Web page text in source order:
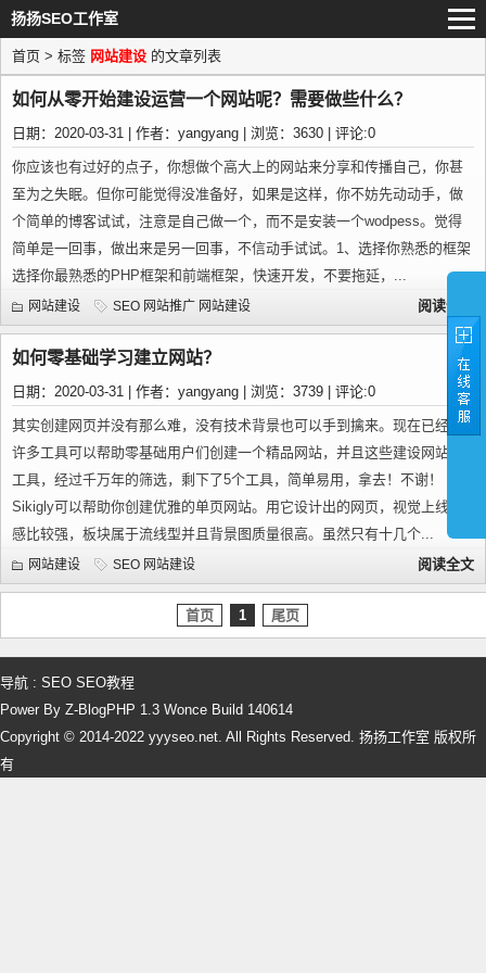
扬扬SEO工作室
首页 > 标签 网站建设 的文章列表
如何从零开始建设运营一个网站呢？需要做些什么？
日期：2020-03-31 | 作者：yangyang | 浏览：3630 | 评论:0
你应该也有过好的点子，你想做个高大上的网站来分享和传播自己，你甚
至为之失眠。但你可能觉得没准备好，如果是这样，你不妨先动动手，做
个简单的博客试试，注意是自己做一个，而不是安装一个wodpess。觉得
简单是一回事，做出来是另一回事，不信动手试试。1、选择你熟悉的框架
选择你最熟悉的PHP框架和前端框架，快速开发，不要拖延，...
网站建设 SEO 网站推广 网站建设 阅读全文
如何零基础学习建立网站？
日期：2020-03-31 | 作者：yangyang | 浏览：3739 | 评论:0
其实创建网页并没有那么难，没有技术背景也可以手到擒来。现在已经有
许多工具可以帮助零基础用户们创建一个精品网站，并且这些建设网站的
工具，经过千万年的筛选，剩下了5个工具，简单易用，拿去！不谢！
Sikigly可以帮助你创建优雅的单页网站。用它设计出的网页，视觉上线条
感比较强，板块属于流线型并且背景图质量很高。虽然只有十几个...
网站建设 SEO 网站建设 阅读全文
首页 1 尾页
导航 : SEO SEO教程
Power By Z-BlogPHP 1.3 Wonce Build 140614
Copyright © 2014-2022 yyyseo.net. All Rights Reserved. 扬扬工作室 版权所
有